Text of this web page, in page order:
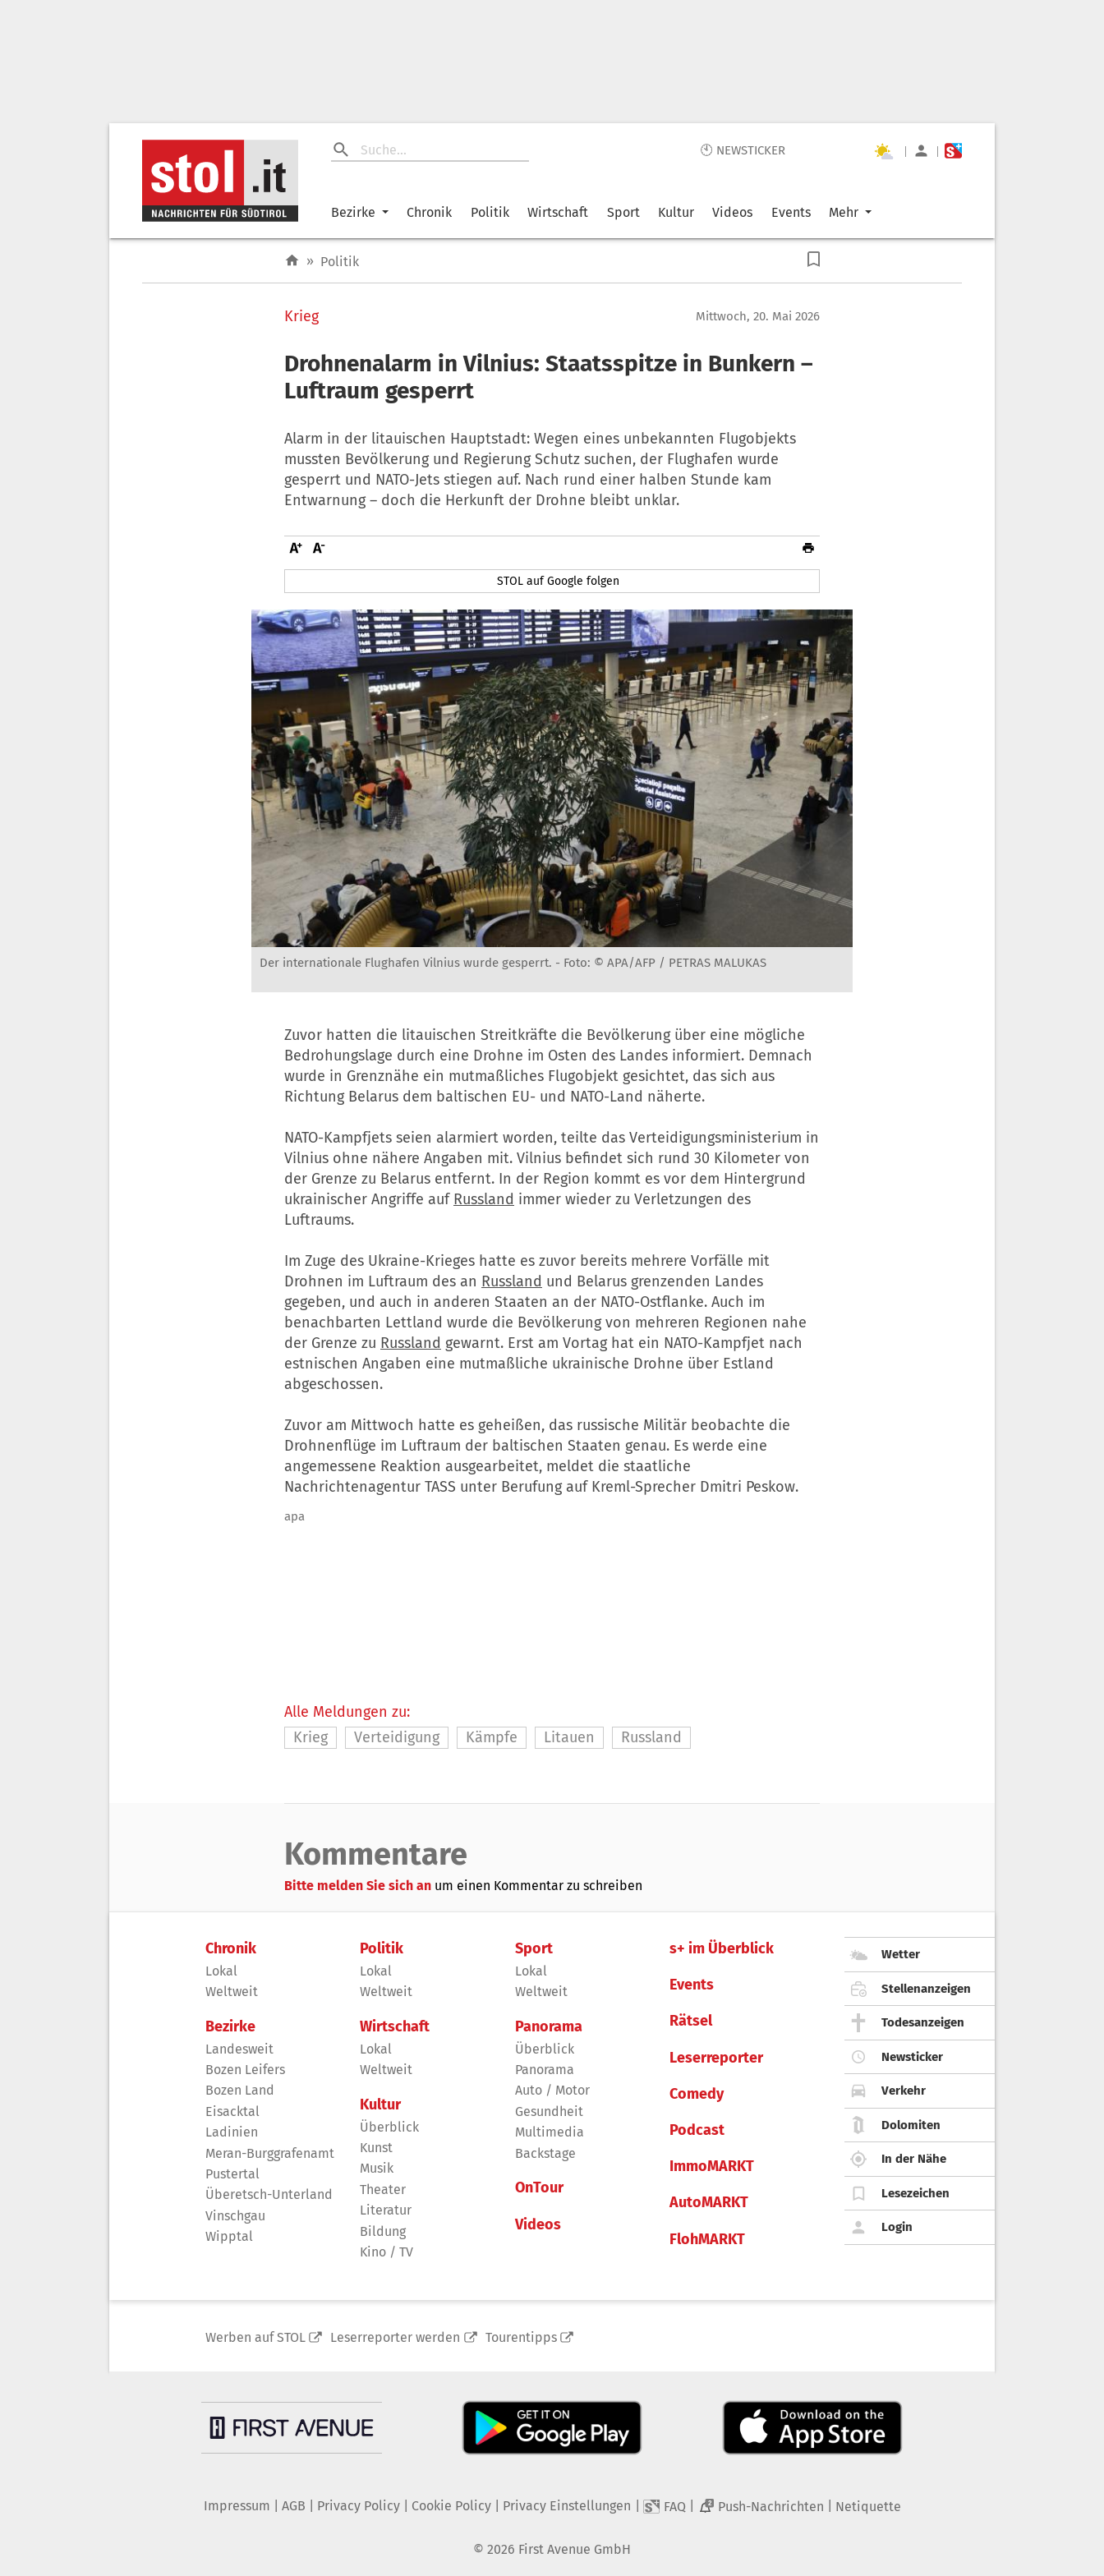
🕙 NEWSTICKER | |
Bezirke Chronik Politik Wirtschaft Sport Kultur Videos Events Mehr
» Politik
Krieg Mittwoch, 20. Mai 2026
Drohnenalarm in Vilnius: Staatsspitze in Bunkern –
Luftraum gesperrt
Alarm in der litauischen Hauptstadt: Wegen eines unbekannten Flugobjekts
mussten Bevölkerung und Regierung Schutz suchen, der Flughafen wurde
gesperrt und NATO-Jets stiegen auf. Nach rund einer halben Stunde kam
Entwarnung – doch die Herkunft der Drohne bleibt unklar.
STOL auf Google folgen
Der internationale Flughafen Vilnius wurde gesperrt. - Foto: © APA/AFP / PETRAS MALUKAS
Zuvor hatten die litauischen Streitkräfte die Bevölkerung über eine mögliche
Bedrohungslage durch eine Drohne im Osten des Landes informiert. Demnach
wurde in Grenznähe ein mutmaßliches Flugobjekt gesichtet, das sich aus
Richtung Belarus dem baltischen EU- und NATO-Land näherte.
NATO-Kampfjets seien alarmiert worden, teilte das Verteidigungsministerium in
Vilnius ohne nähere Angaben mit. Vilnius befindet sich rund 30 Kilometer von
der Grenze zu Belarus entfernt. In der Region kommt es vor dem Hintergrund
ukrainischer Angriffe auf Russland immer wieder zu Verletzungen des
Luftraums.
Im Zuge des Ukraine-Krieges hatte es zuvor bereits mehrere Vorfälle mit
Drohnen im Luftraum des an Russland und Belarus grenzenden Landes
gegeben, und auch in anderen Staaten an der NATO-Ostflanke. Auch im
benachbarten Lettland wurde die Bevölkerung von mehreren Regionen nahe
der Grenze zu Russland gewarnt. Erst am Vortag hat ein NATO-Kampfjet nach
estnischen Angaben eine mutmaßliche ukrainische Drohne über Estland
abgeschossen.
Zuvor am Mittwoch hatte es geheißen, das russische Militär beobachte die
Drohnenflüge im Luftraum der baltischen Staaten genau. Es werde eine
angemessene Reaktion ausgearbeitet, meldet die staatliche
Nachrichtenagentur TASS unter Berufung auf Kreml-Sprecher Dmitri Peskow.
apa
Alle Meldungen zu:
Krieg
Verteidigung Kämpfe Litauen Russland
Kommentare
Bitte melden Sie sich an um einen Kommentar zu schreiben
Chronik
Lokal
Weltweit
Bezirke
Landesweit
Bozen Leifers
Bozen Land
Eisacktal
Ladinien
Meran-Burggrafenamt
Pustertal
Überetsch-Unterland
Vinschgau
Wipptal
Politik
Lokal
Weltweit
Wirtschaft
Lokal
Weltweit
Kultur
Überblick
Kunst
Musik
Theater
Literatur
Bildung
Kino / TV
Sport
Lokal
Weltweit
Panorama
Überblick
Panorama
Auto / Motor
Gesundheit
Multimedia
Backstage
OnTour
Videos
s+ im Überblick
Events
Rätsel
Leserreporter
Comedy
Podcast
ImmoMARKT
AutoMARKT
FlohMARKT
Wetter
Stellenanzeigen
Todesanzeigen
Newsticker
Verkehr
Dolomiten
In der Nähe
Lesezeichen
Login
Werben auf STOL Leserreporter werden Tourentipps
Impressum AGB Privacy Policy| Cookie Policy| Privacy Einstellungen FAQ 2 Push-Nachrichten Netiquette
© 2026 First Avenue GmbH